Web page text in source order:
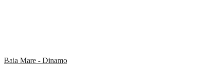
Baia Mare - Dinamo